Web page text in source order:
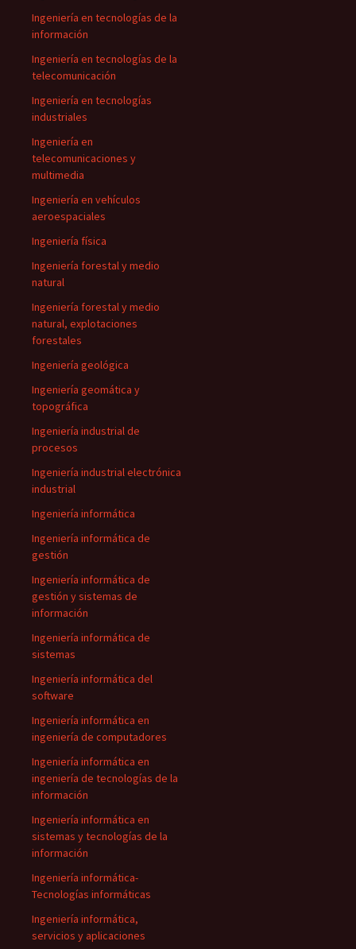
Ingeniería en tecnologías de la
información
Ingeniería en tecnologías de la
telecomunicación
Ingeniería en tecnologías
industriales
Ingeniería en
telecomunicaciones y
multimedia
Ingeniería en vehículos
aeroespaciales
Ingeniería física
Ingeniería forestal y medio
natural
Ingeniería forestal y medio
natural, explotaciones
forestales
Ingeniería geológica
Ingeniería geomática y
topográfica
Ingeniería industrial de
procesos
Ingeniería industrial electrónica
industrial
Ingeniería informática
Ingeniería informática de
gestión
Ingeniería informática de
gestión y sistemas de
información
Ingeniería informática de
sistemas
Ingeniería informática del
software
Ingeniería informática en
ingeniería de computadores
Ingeniería informática en
ingeniería de tecnologías de la
información
Ingeniería informática en
sistemas y tecnologías de la
información
Ingeniería informática-
Tecnologías informáticas
Ingeniería informática,
servicios y aplicaciones